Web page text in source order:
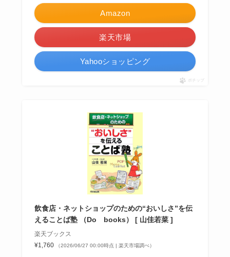
Amazon
楽天市場
Yahooショッピング
ポチップ
飲食店・ネットショップのための“おいしさ”を伝
えることば塾 （Do books） [ 山佳若菜 ]
楽天ブックス
¥1,760
（2026/06/27 00:00時点 | 楽天市場調べ）